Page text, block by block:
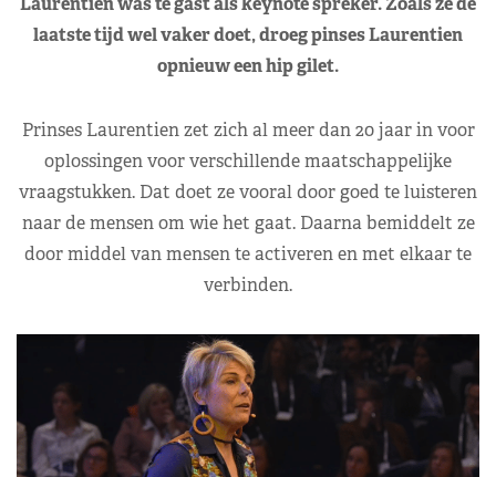
laatste tijd wel vaker doet, droeg pinses Laurentien
opnieuw een hip gilet.
Prinses Laurentien zet zich al meer dan 20 jaar in voor
oplossingen voor verschillende maatschappelijke
vraagstukken. Dat doet ze vooral door goed te luisteren
naar de mensen om wie het gaat. Daarna bemiddelt ze
door middel van mensen te activeren en met elkaar te
verbinden.